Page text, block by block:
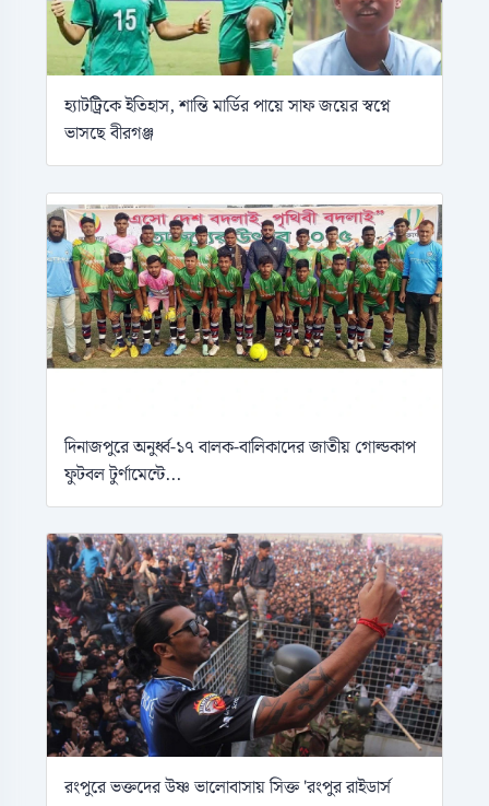
হ্যাটট্রিকে ইতিহাস, শান্তি মার্ডির পায়ে সাফ জয়ের স্বপ্নে
ভাসছে বীরগঞ্জ
দিনাজপুরে অনুর্ধ্ব-১৭ বালক-বালিকাদের জাতীয় গোল্ডকাপ
ফুটবল টুর্ণামেন্টে...
রংপুরে ভক্তদের উষ্ণ ভালোবাসায় সিক্ত 'রংপুর রাইডার্স